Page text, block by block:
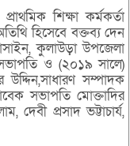
শিক্ষা কর্মকর্তা
হিসেবে বক্তব্য দেন
কুলাউড়া উপজেলা
ও (২০১৯ সালে)
সম্পাদক
সভাপতি মোক্তাদির
প্রসাদ ভট্টাচার্য,